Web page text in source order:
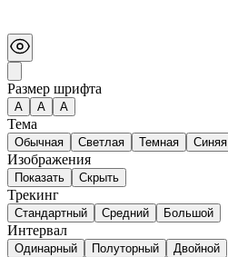
Размер шрифта
А A A
Тема
Обычная Светлая Темная Синяя
Изображения
Показать Скрыть
Трекинг
Стандартный Средний Большой
Интервал
Одинарный Полуторный Двойной